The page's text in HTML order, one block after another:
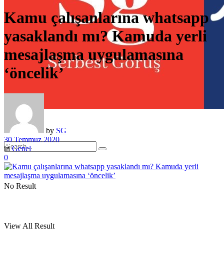
No Result
View All Result
Kamu çalışanlarına whatsapp
yasaklandı mı? Kamuda yerli
mesajlaşma uygulamasına
‘öncelik’
by SG
30 Temmuz 2020
in Genel
0